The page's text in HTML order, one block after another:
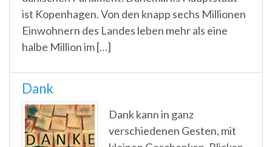
ist Kopenhagen. Von den knapp sechs Millionen
Einwohnern des Landes leben mehr als eine
halbe Million im […]
Dank
Dank kann in ganz
verschiedenen Gesten, mit